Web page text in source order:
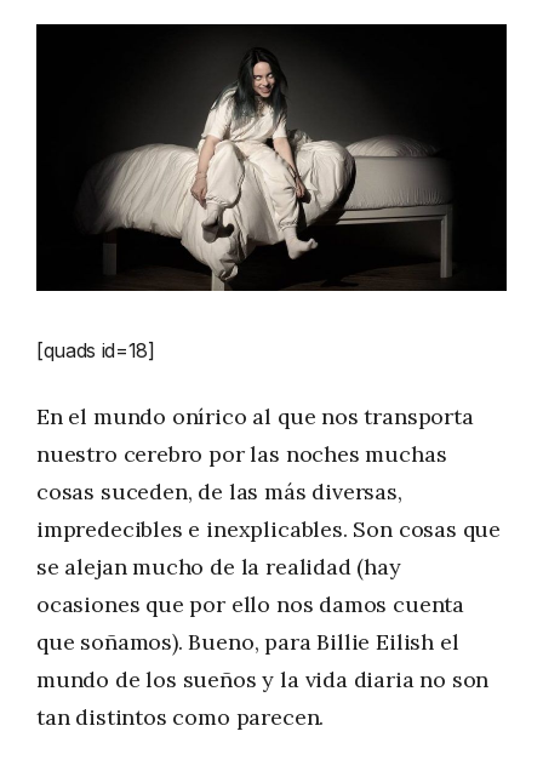
[quads id=18]
En el mundo onírico al que nos transporta
nuestro cerebro por las noches muchas
cosas suceden, de las más diversas,
impredecibles e inexplicables. Son cosas que
se alejan mucho de la realidad (hay
ocasiones que por ello nos damos cuenta
que soñamos). Bueno, para Billie Eilish el
mundo de los sueños y la vida diaria no son
tan distintos como parecen.